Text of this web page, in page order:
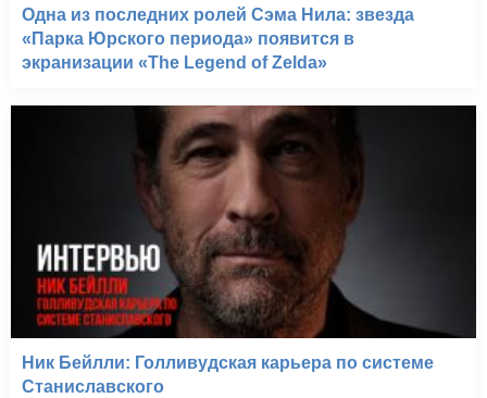
Одна из последних ролей Сэма Нила: звезда
«Парка Юрского периода» появится в
экранизации «The Legend of Zelda»
Ник Бейлли: Голливудская карьера по системе
Станиславского